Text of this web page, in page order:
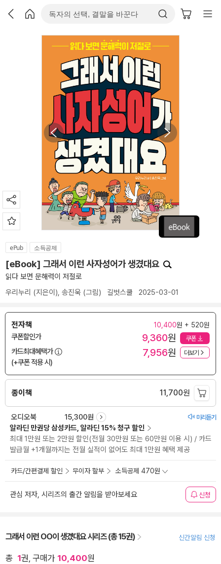
ePub 소득공제
[eBook] 그래서 이런 사자성어가 생겼대요
읽다 보면 문해력이 저절로
우리누리 (지은이), 송진욱 (그림) 길벗스쿨 2025-03-01
전자책 10,400원 + 520원
쿠폰할인가 9,360원 쿠폰
카드최대혜택가
(+쿠폰 적용 시)
7,956원 더보기
종이책 11,700원
오디오북 15,300원 미리듣기
알라딘 만권당 삼성카드, 알라딘 15% 청구 할인
최대 1만원 또는 2만원 할인(전월 30만원 또는 60만원 이용 시) / 카드
발급월 +1개월까지는 전월 실적이 없어도 최대 1만원 혜택 제공
카드/간편결제 할인 무이자 할부 소득공제 470원
관심 저자, 시리즈의 출간 알림을 받아보세요 신청
그래서 이런 OO이 생겼대요 시리즈 (총 15권) 신간알림 신청
총 1권, 구매가 10,400원